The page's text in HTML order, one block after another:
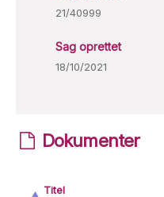
21/40999
Sag oprettet
18/10/2021
Dokumenter
Titel